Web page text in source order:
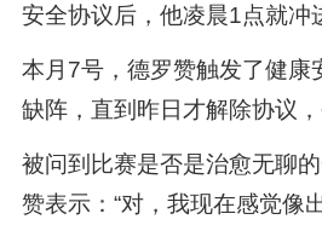
安全协议后，他凌晨1点就冲
本月7号，德罗赞触发了健康
缺阵，直到昨日才解除协议，
被问到比赛是否是治愈无聊
赞表示：“对，我现在感觉像